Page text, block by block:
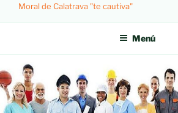
Moral de Calatrava "te cautiva"
Menú